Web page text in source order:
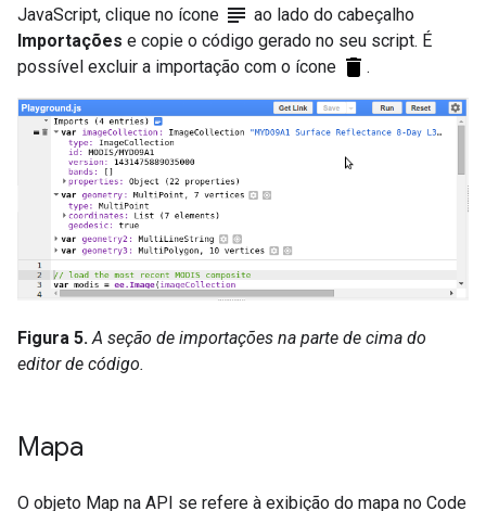
JavaScript, clique no ícone subject ao lado do cabeçalho
Importações e copie o código gerado no seu script. É
possível excluir a importação com o ícone delete .
Figura 5. A seção de importações na parte de cima do
editor de código.
Mapa
O objeto Map na API se refere à exibição do mapa no Code